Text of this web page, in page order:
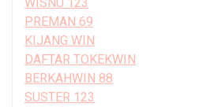
PREMAN 69
KIJANG WIN
DAFTAR TOKEKWIN
BERKAHWIN 88
SUSTER 123